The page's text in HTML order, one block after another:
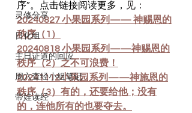
灵修分享
日化组
主日证道的回应
周六查经小组笔记
带娃读经
序”。点击链接阅读更多，
见：
20240827 小果园系列—— 神赐恩的
秩序（1）
20240818 小果园系列——神赐恩的
秩序（2）之不可浪费！
20241112小果园系列——神施恩的
秩序（3）有的，还要给他；没有
的，连他所有的也要夺去。